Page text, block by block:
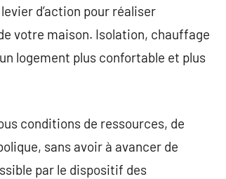
d’action pour réaliser
votre maison. Isolation, chauffage
logement plus confortable et plus
conditions de ressources, de
sans avoir à avancer de
par le dispositif des